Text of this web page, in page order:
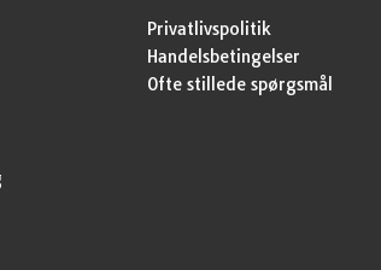
Privatlivspolitik
Handelsbetingelser
Ofte stillede spørgsmål